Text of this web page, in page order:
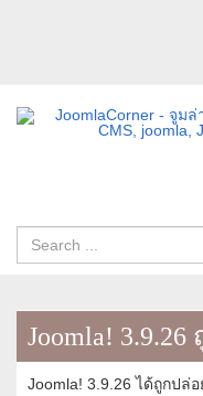
Joomla!
Joomla! 3.9.26 ได้ถูกปล่